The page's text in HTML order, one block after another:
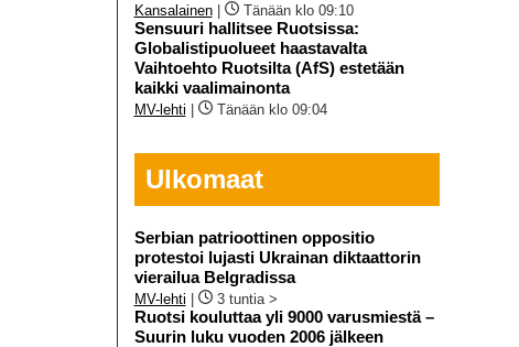
Kansalainen| Tänään klo 09:10
Sensuuri hallitsee Ruotsissa:
Globalistipuolueet haastavalta
Vaihtoehto Ruotsilta (AfS) estetään
kaikki vaalimainonta
MV-lehti Tänään klo 09:04
Ulkomaat
Serbian patrioottinen oppositio
protestoi lujasti Ukrainan diktaattorin
vierailua Belgradissa
MV-lehti 3 tuntia >
Ruotsi kouluttaa yli 9000 varusmiestä –
Suurin luku vuoden 2006 jälkeen